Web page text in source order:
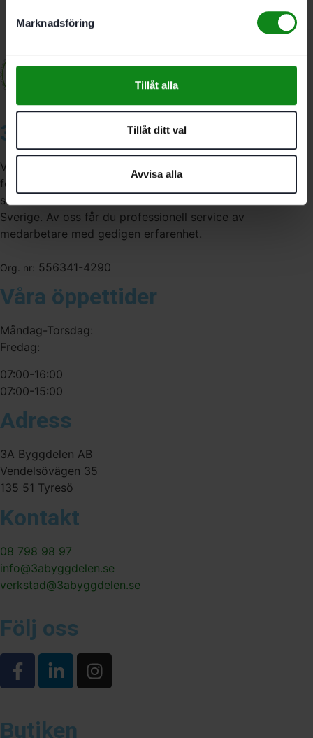
Marknadsföring
Tillåt alla
Tillåt ditt val
Avvisa alla
199kr
3A Byggdelen
Vi är återförsäljare av elverktyg, tillbehör, infästning och
förbrukningsmaterial. Vi har en fysisk butik och
serviceverkstad i Stockholm samt en e-handel för hela
Sverige. Av oss får du professionell service av
medarbetare med gedigen erfarenhet.
Org. nr: 556341-4290
Våra öppettider
Måndag-Torsdag:
Fredag:
07:00-16:00
07:00-15:00
Adress
3A Byggdelen AB
Vendelsövägen 35
135 51 Tyresö
Kontakt
08 798 98 97
info@3abyggdelen.se
verkstad@3abyggdelen.se
Följ oss
Butiken